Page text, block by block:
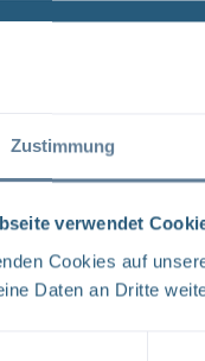
Zustimmung
verwendet
Cookies auf
Daten an Dritte
1